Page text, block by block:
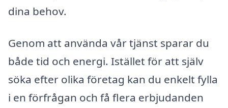
dina behov.
Genom att använda vår tjänst sparar du
både tid och energi. Istället för att själv
söka efter olika företag kan du enkelt fylla
i en förfrågan och få flera erbjudanden